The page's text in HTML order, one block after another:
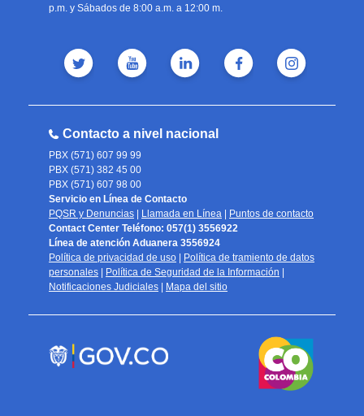
p.m. y Sábados de 8:00 a.m. a 12:00 m.
Contacto a nivel nacional
PBX (571) 607 99 99
PBX (571) 382 45 00
PBX (571) 607 98 00
Servicio en Línea de Contacto
PQSR y Denuncias | Llamada en Línea | Puntos de contacto
Contact Center Teléfono: 057(1) 3556922
Línea de atención Aduanera 3556924
Política de privacidad de uso | Política de tramiento de datos
personales | Política de Seguridad de la Información |
Notificaciones Judiciales | Mapa del sitio